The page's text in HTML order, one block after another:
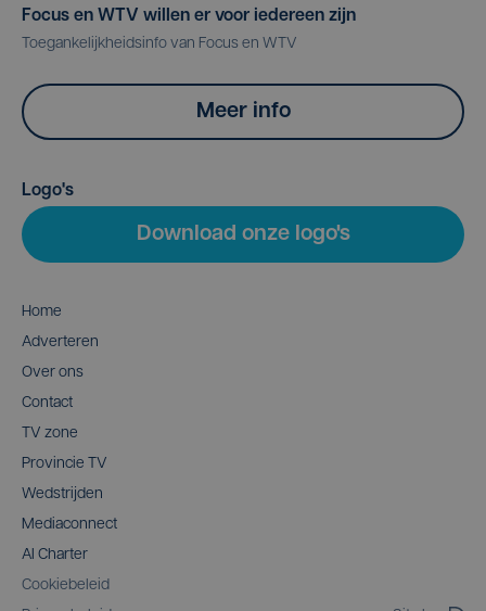
Focus en WTV willen er voor iedereen zijn
Toegankelijkheidsinfo van Focus en WTV
Meer info
Logo's
Download onze logo's
Home
Adverteren
Over ons
Contact
TV zone
Provincie TV
Wedstrijden
Mediaconnect
AI Charter
Cookiebeleid